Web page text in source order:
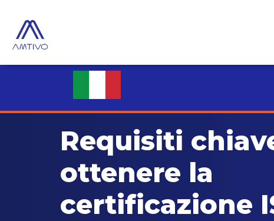
Requisiti
ottenere la
certificazione